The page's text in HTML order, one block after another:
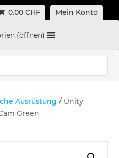
0.00 CHF Mein Konto
(öffnen)
Ausrüstung / Unity
Green